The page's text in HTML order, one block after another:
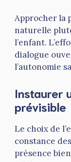
Approcher la
naturelle
l’enfant.
dialogue
l’autonomie
Instaurer
prévisible
Le choix de
constance
présence